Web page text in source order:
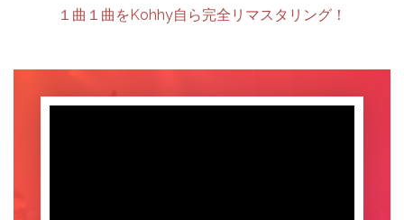
１曲１曲をKohhy自ら完全リマスタリング！